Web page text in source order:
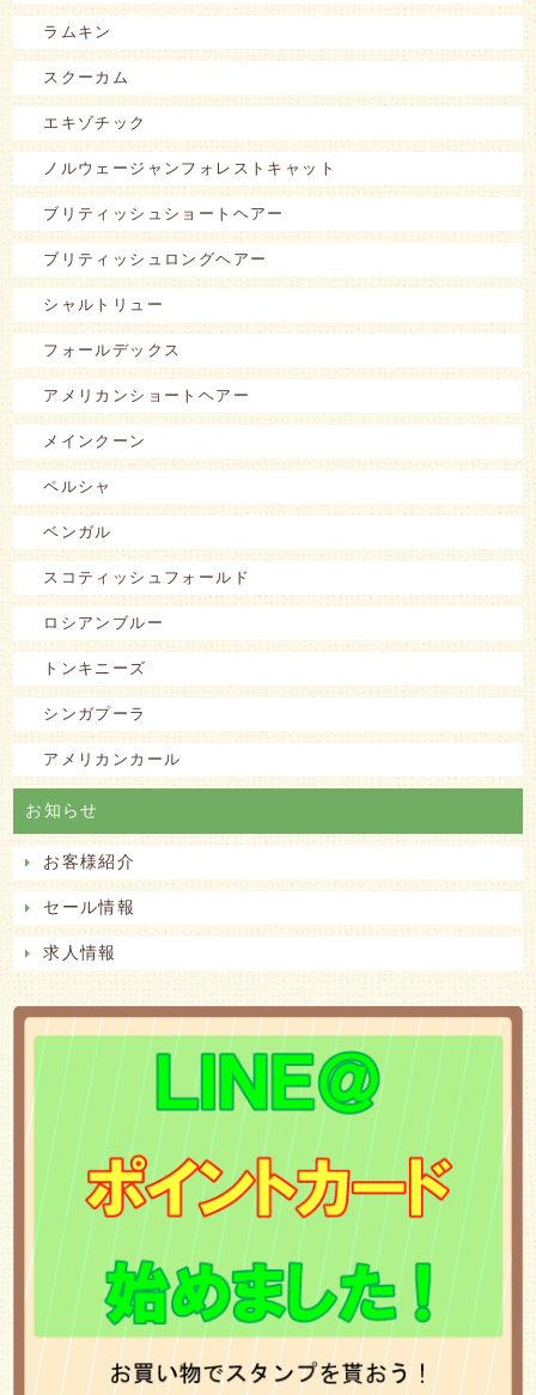
ラムキン
スクーカム
エキゾチック
ノルウェージャンフォレストキャット
ブリティッシュショートヘアー
ブリティッシュロングヘアー
シャルトリュー
フォールデックス
アメリカンショートヘアー
メインクーン
ペルシャ
ベンガル
スコティッシュフォールド
ロシアンブルー
トンキニーズ
シンガプーラ
アメリカンカール
お知らせ
お客様紹介
セール情報
求人情報